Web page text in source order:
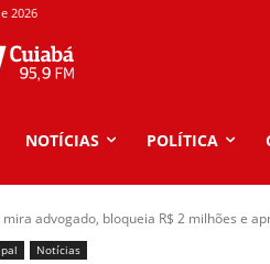
2026
NOTÍCIAS POLÍTICA
mira advogado, bloqueia R$ 2 milhões e
Notícias